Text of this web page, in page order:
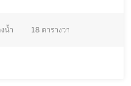
น้ำ 18 ตารางวา